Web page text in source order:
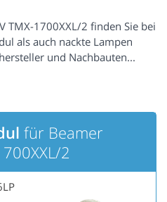
TMX-1700XXL/2 finden Sie bei
als auch nackte Lampen
und Nachbauten...
für Beamer
2